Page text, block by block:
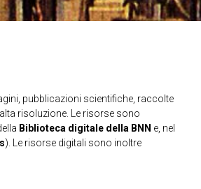
pubblicazioni scientifiche, raccolte
risoluzione. Le risorse sono
Biblioteca digitale della BNN e, nel
). Le risorse digitali sono inoltre